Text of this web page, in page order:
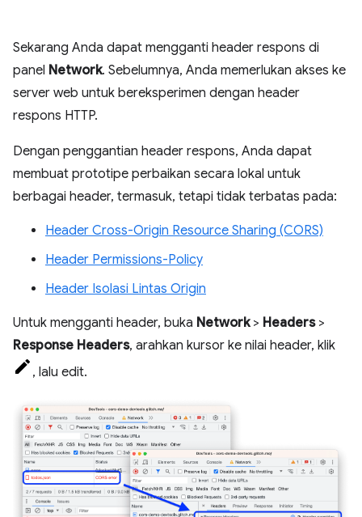
Sekarang Anda dapat mengganti header respons di
panel Network. Sebelumnya, Anda memerlukan akses ke
server web untuk bereksperimen dengan header
respons HTTP.
Dengan penggantian header respons, Anda dapat
membuat prototipe perbaikan secara lokal untuk
berbagai header, termasuk, tetapi tidak terbatas pada:
Header Cross-Origin Resource Sharing (CORS)
Header Permissions-Policy
Header Isolasi Lintas Origin
Untuk mengganti header, buka Network> Headers>
Response Headers, arahkan kursor ke nilai header, klik
, lalu edit.